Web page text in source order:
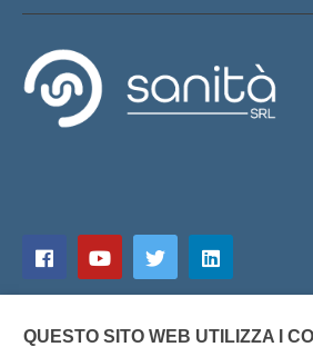
QUESTO SITO WEB UTILIZZA I